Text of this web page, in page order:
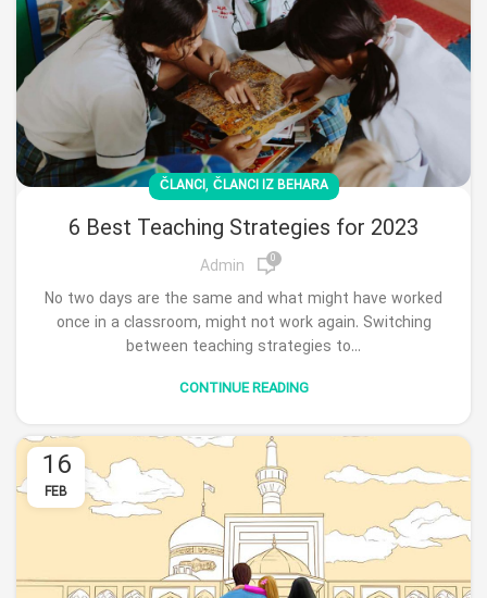
ČLANCI, ČLANCI IZ BEHARA
6 Best Teaching Strategies for 2023
Admin 0
No two days are the same and what might have worked
once in a classroom, might not work again. Switching
between teaching strategies to...
CONTINUE READING
16
FEB